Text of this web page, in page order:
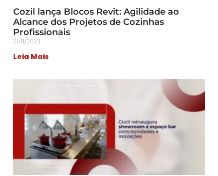
Cozil lança Blocos Revit: Agilidade ao
Alcance dos Projetos de Cozinhas
Profissionais
21/11/2023
Leia Mais